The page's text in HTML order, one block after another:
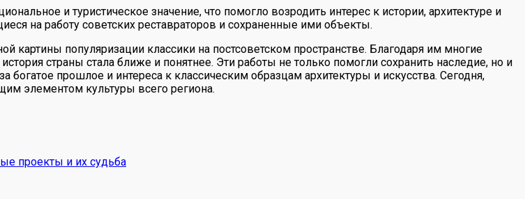
и туристическое значение, что помогло возродить интерес к истории, архитектуре и
на работу советских реставраторов и сохраненные ими объекты.
популяризации классики на постсоветском пространстве. Благодаря им многие
страны стала ближе и понятнее. Эти работы не только помогли сохранить наследие, но и
богатое прошлое и интереса к классическим образцам архитектуры и искусства. Сегодня,
элементом культуры всего региона.
проекты и их судьба